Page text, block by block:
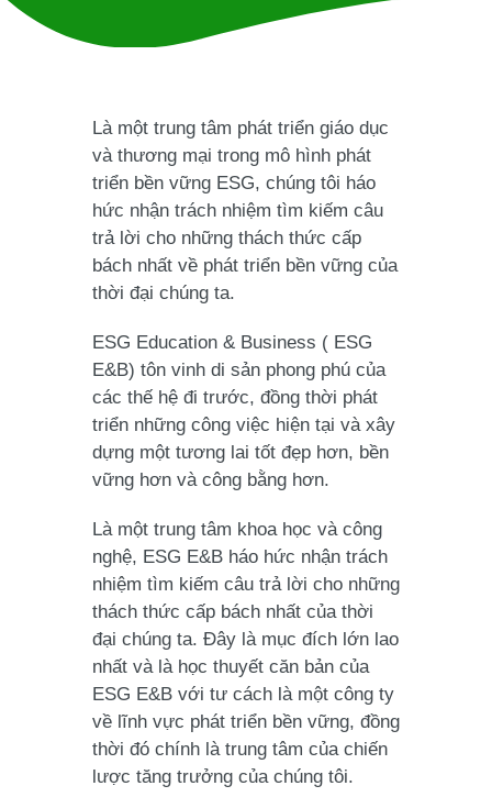
Là một trung tâm phát triển giáo dục
và thương mại trong mô hình phát
triển bền vững ESG, chúng tôi háo
hức nhận trách nhiệm tìm kiếm câu
trả lời cho những thách thức cấp
bách nhất về phát triển bền vững của
thời đại chúng ta.
ESG Education & Business ( ESG
E&B) tôn vinh di sản phong phú của
các thế hệ đi trước, đồng thời phát
triển những công việc hiện tại và xây
dựng một tương lai tốt đẹp hơn, bền
vững hơn và công bằng hơn.
Là một trung tâm khoa học và công
nghệ, ESG E&B háo hức nhận trách
nhiệm tìm kiếm câu trả lời cho những
thách thức cấp bách nhất của thời
đại chúng ta. Đây là mục đích lớn lao
nhất và là học thuyết căn bản của
ESG E&B với tư cách là một công ty
về lĩnh vực phát triển bền vững, đồng
thời đó chính là trung tâm của chiến
lược tăng trưởng của chúng tôi.